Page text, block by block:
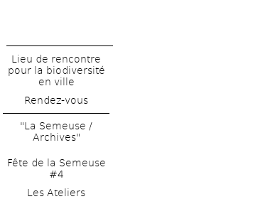
Lieu de rencontre
pour la biodiversité
en ville
Rendez-vous
"La Semeuse /
Archives"
Fête de la Semeuse
#4
Les Ateliers